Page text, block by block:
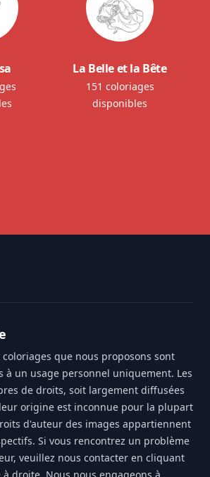
La Belle et la Bête
151 coloriages
disponibles
coloriages que nous proposons sont
à un usage personnel uniquement. Les
de droits, soit largement diffusées
origine est inconnue pour la plupart
d'auteur des images appartiennent
Si vous rencontrez un problème
veuillez nous contacter en cliquant